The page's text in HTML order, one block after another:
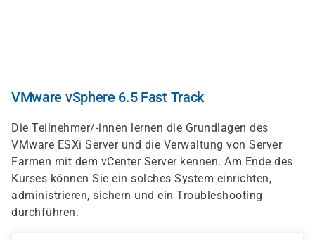
VMware vSphere 6.5 Fast Track
Die Teilnehmer/-innen lernen die Grundlagen des
VMware ESXi Server und die Verwaltung von Server
Farmen mit dem vCenter Server kennen. Am Ende des
Kurses können Sie ein solches System einrichten,
administrieren, sichern und ein Troubleshooting
durchführen.